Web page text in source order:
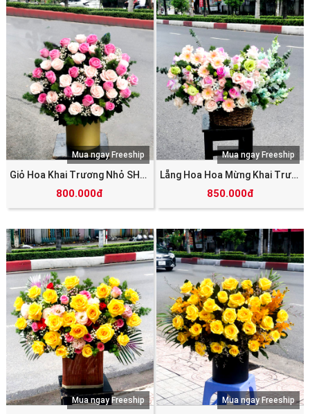
Giỏ Hoa Khai Trương Nhỏ SHV_5774
800.000đ
Mua ngay Freeship
Lẵng Hoa Hoa Mừng Khai Trương SHV_5773
850.000đ
Mua ngay Freeship
Mua ngay Freeship Mua ngay Freeship